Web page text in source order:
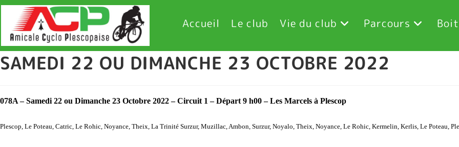
Accueil Le club Vie du club Parcours
SAMEDI 22 OU DIMANCHE 23 OCTOBRE 2022
078A – Samedi 22 ou Dimanche 23 Octobre 2022 – Circuit 1 – Départ 9 h00 – Les Marcels à Plescop
Plescop, Le Poteau, Catric, Le Rohic, Noyance, Theix, La Trinité Surzur, Muzillac, Ambon, Surzur, Noyalo, Theix, Noyance, Le Rohic, Kermelin, Kerlis, Le Poteau,